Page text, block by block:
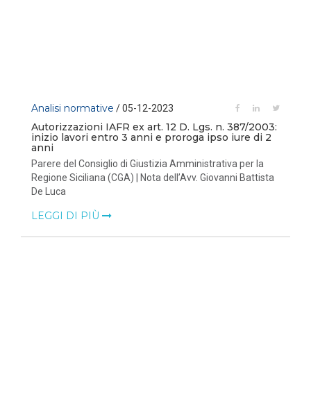
Analisi normative / 05-12-2023
Autorizzazioni IAFR ex art. 12 D. Lgs. n. 387/2003:
inizio lavori entro 3 anni e proroga ipso iure di 2
anni
Parere del Consiglio di Giustizia Amministrativa per la
Regione Siciliana (CGA) | Nota dell’Avv. Giovanni Battista
De Luca
LEGGI DI PIÙ